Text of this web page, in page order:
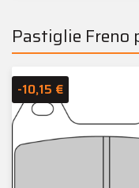
Pastiglie
-10,15 €